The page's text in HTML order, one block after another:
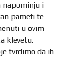
napominju i
pameti te
u ovim
klevetu.
tvrdimo da ih